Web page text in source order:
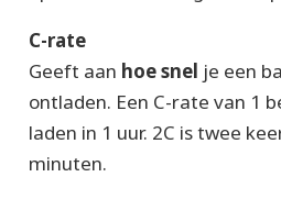
C-rate
Geeft aan hoe snel je een
ontladen. Een C-rate van 1
laden in 1 uur. 2C is twee
minuten.